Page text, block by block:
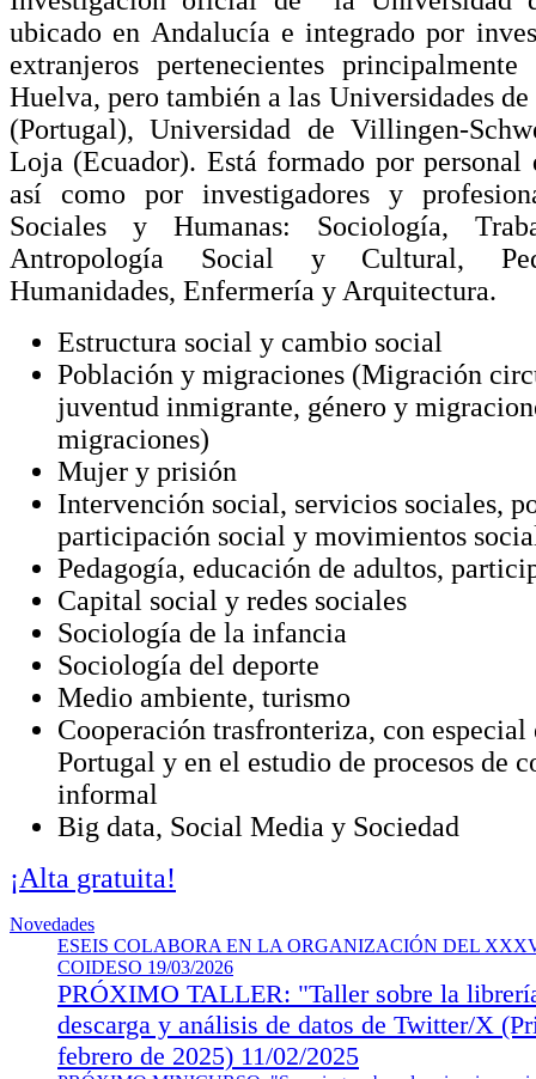
ubicado en Andalucía e integrado por
extranjeros pertenecientes
Huelva, pero también a las Universidades
(Portugal), Universidad de Villingen-
Loja (Ecuador). Está formado por personal
así como por investigadores y
Sociales y Humanas: Sociología,
Antropología Social y Cultural,
Humanidades, Enfermería y Arquitectura.
Estructura social y cambio social
Población y migraciones (Migración
juventud inmigrante, género y
migraciones)
Mujer y prisión
Intervención social, servicios sociales,
participación social y movimientos
Pedagogía, educación de adultos,
Capital social y redes sociales
Sociología de la infancia
Sociología del deporte
Medio ambiente, turismo
Cooperación trasfronteriza, con especial
Portugal y en el estudio de procesos de
informal
Big data, Social Media y Sociedad
¡Alta gratuita!
Novedades
ESEIS COLABORA EN LA ORGANIZACIÓN DEL
COIDESO 19/03/2026
PRÓXIMO TALLER: "Taller sobre la
descarga y análisis de datos de Twitter/X
febrero de 2025) 11/02/2025